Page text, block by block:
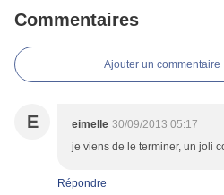
Commentaires
Ajouter un commentaire
E eimelle 30/09/2013 05:17
je viens de le terminer, un joli
Répondre